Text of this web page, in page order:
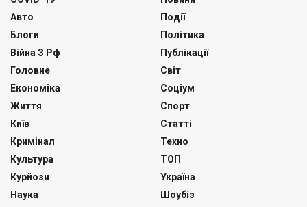
Авто
Блоги
Війна З Рф
Головне
Економіка
Життя
Київ
Кримінал
Культура
Курйози
Наука
Події
Політика
Публікації
Світ
Соціум
Спорт
Статті
Техно
ТОП
Україна
Шоубіз